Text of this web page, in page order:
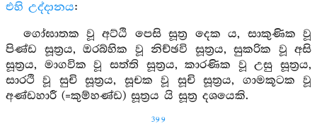
එහි උද්දානය:
ගෝඝාතක වූ අට්ඨි පෙසි සූත්‍ර දෙක ය, සාකුණික වූ
පිණ්ඩ සූත්‍රය, ඔරබ්හික වූ නිච්ඡවි සූත්‍රය, සුකරික වූ අසි
සූත්‍රය, මාගවික වූ සත්ති සූත්‍රය, කාරණික වූ උසු සූත්‍රය,
සාරථි වූ සුචි සූත්‍රය, සූචක වූ සූචි සූත්‍රය, ගාමකූටක වූ
අණ්ඩහාරී (=කුම්හණ්ඩ) සූත්‍රය යි සූත්‍ර දශයෙකි.
399